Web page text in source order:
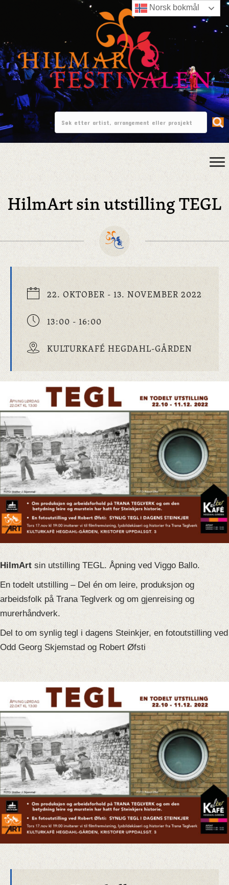
HilmArt sin utstilling TEGL
22. OKTOBER - 13. NOVEMBER 2022
13:00 - 16:00
KULTURKAFÉ HEGDAHL-GÅRDEN
HilmArt sin utstilling TEGL. Åpning ved Viggo Ballo.
En todelt utstilling – Del én om leire, produksjon og
arbeidsfolk på Trana Teglverk og om gjenreising og
murerhåndverk.
Del to om synlig tegl i dagens Steinkjer, en fotoutstilling ved
Odd Georg Skjemstad og Robert Øfsti
Norsk bokmål